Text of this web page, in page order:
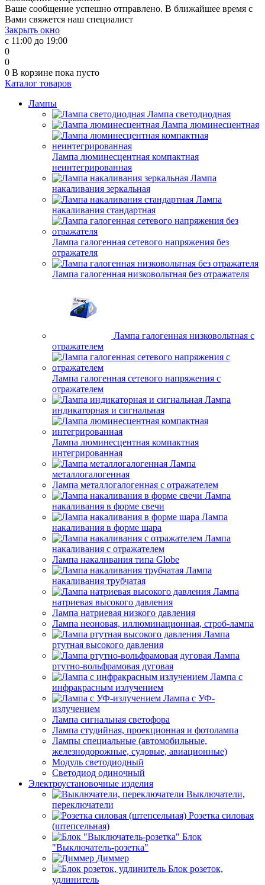
Ваше сообщение успешно отправлено. В ближайшее время с
Вами свяжется наш специалист
Закрыть окно
с 11:00 до 19:00
0
0
0 В корзине пока пусто
Каталог товаров
Лампы
Лампа светодиодная
Лампа люминесцентная
Лампа люминесцентная компактная
неинтегрированная
Лампа
накаливания зеркальная
Лампа
накаливания стандартная
Лампа галогенная сетевого напряжения без
отражателя
Лампа галогенная низковольтная без отражателя
Лампа галогенная низковольтная с
отражателем
Лампа галогенная сетевого напряжения с
отражателем
Лампа
индикаторная и сигнальная
Лампа люминесцентная компактная
интегрированная
Лампа
металлогалогенная
Лампа металлогалогенная с отражателем
Лампа
накаливания в форме свечи
Лампа
накаливания в форме шара
Лампа
накаливания с отражателем
Лампа накаливания типа Globe
Лампа
накаливания трубчатая
Лампа
натриевая высокого давления
Лампа натриевая низкого давления
Лампа неоновая, иллюминационная, строб-лампа
Лампа
ртутная высокого давления
Лампа
ртутно-вольфрамовая дуговая
Лампа с
инфракрасным излучением
Лампа с УФ-
излучением
Лампа сигнальная светофора
Лампа студийная, проекционная и фотолампа
Лампы специальные (автомобильные,
железнодорожные, судовые, авиационные)
Модуль светодиодный
Светодиод одиночный
Электроустановочные изделия
Выключатели,
переключатели
Розетка силовая
(штепсельная)
Блок
"Выключатель-розетка"
Диммер
Блок розеток,
удлинитель